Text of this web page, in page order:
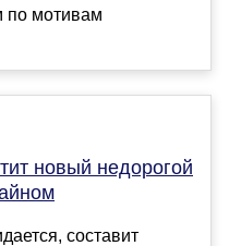
по мотивам
новый недорогой
составит